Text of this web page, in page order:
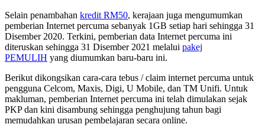
Selain penambahan kredit RM50, kerajaan juga mengumumkan
pemberian Internet percuma sebanyak 1GB setiap hari sehingga 31
Disember 2020. Terkini, pemberian data Internet percuma ini
diteruskan sehingga 31 Disember 2021 melalui pakej
PEMULIH yang diumumkan baru-baru ini.
Berikut dikongsikan cara-cara tebus / claim internet percuma untuk
pengguna Celcom, Maxis, Digi, U Mobile, dan TM Unifi. Untuk
makluman, pemberian Internet percuma ini telah dimulakan sejak
PKP dan kini disambung sehingga penghujung tahun bagi
memudahkan urusan pembelajaran secara online.